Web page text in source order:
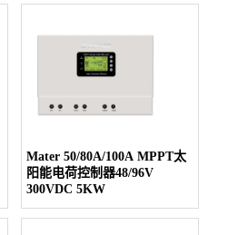
Mater 50/80A/100A MPPT太
阳能电荷控制器48/96V
300VDC 5KW